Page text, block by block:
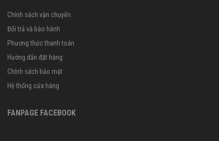
Chính sách vận chuyển
Đổi trả và bảo hành
Phương thức thanh toán
Hướng dẫn đặt hàng
Chính sách bảo mật
Hệ thống cửa hàng
FANPAGE FACEBOOK